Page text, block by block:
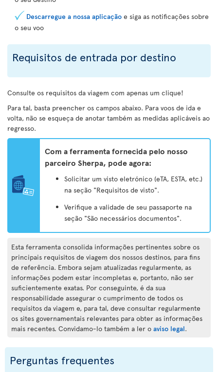
Descarregue a nossa aplicação e siga as notificações sobre
o seu voo
Requisitos de entrada por destino
Consulte os requisitos da viagem com apenas um clique!
Para tal, basta preencher os campos abaixo. Para voos de ida e
volta, não se esqueça de anotar também as medidas aplicáveis ao
regresso.
Com a ferramenta fornecida pelo nosso
parceiro Sherpa, pode agora:
Solicitar um visto eletrónico (eTA, ESTA, etc.)
na seção "Requisitos de visto".
Verifique a validade de seu passaporte na
seção "São necessários documentos".
Esta ferramenta consolida informações pertinentes sobre os
principais requisitos de viagem dos nossos destinos, para fins
de referência. Embora sejam atualizadas regularmente, as
informações podem estar incompletas e, portanto, não ser
suficientemente exatas. Por conseguinte, é da sua
responsabilidade assegurar o cumprimento de todos os
requisitos da viagem e, para tal, deve consultar regularmente
os sites governamentais relevantes para obter as informações
mais recentes. Convidamo-lo também a ler o aviso legal.
Perguntas frequentes